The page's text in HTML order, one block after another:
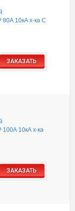
80А 10кА х-ка C
ЗАКАЗАТЬ
100А 10кА х-ка
ЗАКАЗАТЬ